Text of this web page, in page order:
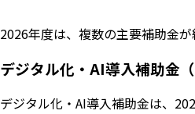
2026年度は、複数の主要補助金
デジタル化・AI導入補助金
デジタル化・AI導入補助金は、